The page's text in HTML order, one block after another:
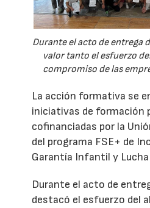
Durante el acto de entrega
valor tanto el esfuerzo
compromiso de las
La acción formativa se
iniciativas de formación
cofinanciadas por la
del programa FSE+ de
Garantía Infantil y
Durante el acto de
destacó el esfuerzo del